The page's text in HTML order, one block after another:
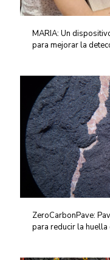
MARIA: Un
para mejorar la
ZeroCarbonPave:
para reducir la